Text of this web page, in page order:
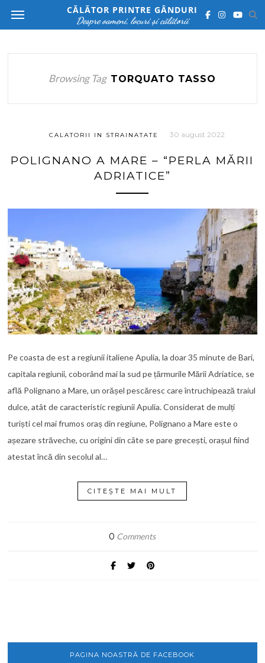
CĂLĂTOR PRINTRE GÂNDURI
Despre oameni, locuri și călătorii
Browsing Tag TORQUATO TASSO
CALATORII IN STRAINATATE 30 august 2022
POLIGNANO A MARE – “PERLA MĂRII
ADRIATICE”
Pe coasta de est a regiunii italiene Apulia, la doar 35 minute de Bari,
capitala regiunii, coborând mai la sud pe țărmurile Mării Adriatice, se
află Polignano a Mare, un orășel pescăresc care întruchipează traiul
dulce, atât de caracteristic regiunii Apulia. Considerat de mulți
turiști cel mai frumos oraș din regiune, Polignano a Mare este o
așezare străveche, cu origini din câte se pare grecești, orașul fiind
atestat încă din secolul al…
CITEȘTE MAI MULT
0 Comments
PAGINA NOASTRĂ DE FACEBOOK